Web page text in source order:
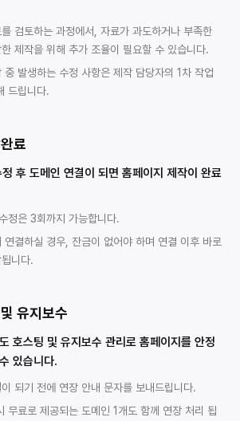
검토하는 과정에서, 자료가 과도하거나 부족한
제작을 위해 추가 조율이 필요할 수 있습니다.
중 발생하는 수정 사항은 제작 담당자의 1차 작업
드립니다.
료
후 도메인 연결이 되면 홈페이지 제작이 완료
정은 3회까지 가능합니다.
연결하실 경우, 잔금이 없어야 하며 연결 이후 바로
니다.
유지보수
호스팅 및 유지보수 관리로 홈페이지를 안정
있습니다.
되기 전에 연장 안내 문자를 보내드립니다.
무료로 제공되는 도메인 1개도 함께 연장 처리 됩